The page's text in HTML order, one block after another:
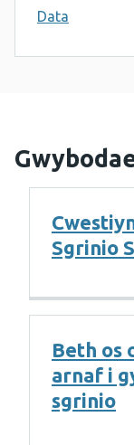
Data
Sgrinio
Beth os
arnaf i
sgrinio